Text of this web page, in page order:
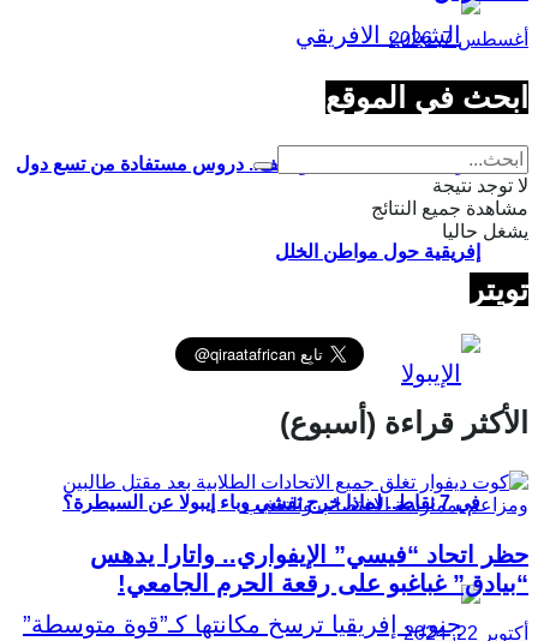
تدريب الشباب على التوظيف.. دروس مستفادة من تسع دول
إفريقية حول مواطن الخلل
في 7 نقاط.. لماذا خرج تفشي وباء إيبولا عن السيطرة؟
أغسطس 7, 2026
ابحث في الموقع
لا توجد نتيجة
مشاهدة جميع النتائج
يشغل حاليا
تويتر
الأكثر قراءة (أسبوع)
حظر اتحاد “فيسي” الإيفواري.. واتارا يدهس
“بيادق” غباغبو على رقعة الحرم الجامعي!
أكتوبر 22, 2024